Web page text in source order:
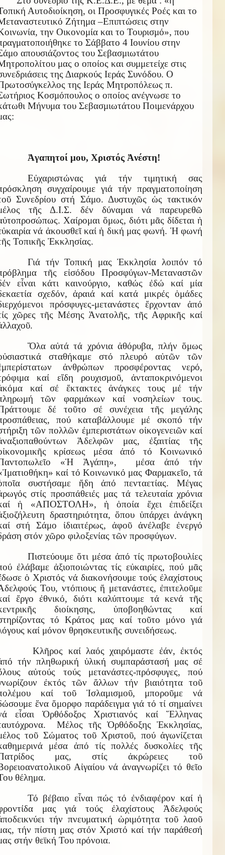
Αυτοδιοίκηση, οι Προσφυγικές Ροές και το
Ζήτημα –Επιπτώσεις στην
την Οικονομία και το Τουρισμό», που
το Σάββατο 4 Ιουνίου στην
απουσιάζοντος του Σεβασμιωτάτου
μας ο οποίος και συμμετείχε στις
της Διαρκούς Ιεράς Συνόδου. Ο
της Ιεράς Μητροπόλεως π.
Κοσμόπουλος ο οποίος ανέγνωσε το
Μήνυμα του Σεβασμιωτάτου Ποιμενάρχου
Ἀγαπητοί μου, Χριστός Ἀνέστη!
Εὐχαριστώνας γιά τήν τιμητική σας
συγχαίρουμε γιά τήν πραγματοποίηση
Συνεδρίου στή Σάμο. Δυστυχῶς ὡς τακτικόν
τῆς Δ.Ι.Σ. δέν δύναμαι νά παρευρεθῶ
Χαίρομαι ὅμως, διότι μᾶς δίδεται ἡ
νά ἀκουσθεῖ καί ἡ δική μας φωνή. Ἡ φωνή
Τοπικῆς Ἐκκλησίας.
Γιά τήν Τοπική μας Ἐκκλησία λοιπόν τό
τῆς εἰσόδου Προσφύγων-Μεταναστῶν
εἶναι κάτι καινούργιο, καθώς ἐδώ καί μία
σχεδόν, ἀραιά καί κατά μικρές ὁμάδες
πρόσφυγες-μετανάστες ἔρχονταν ἀπό
χῶρες τῆς Μέσης Ἀνατολῆς, τῆς Αφρικῆς καί
Ὅλα αὐτά τά χρόνια ἀθόρυβα, πλήν ὅμως
σταθήκαμε στό πλευρό αὐτῶν τῶν
ἀνθρώπων προσφέροντας νερό,
καί εἴδη ρουχισμοῦ, ἀνταποκρινόμενοι
καί σέ ἔκτακτες ἀνάγκες τους μέ τήν
τῶν φαρμάκων καί νοσηλείων τους.
δέ τοῦτο σέ συνέχεια τῆς μεγάλης
πού καταβάλλουμε μέ σκοπό τήν
τῶν πολλῶν ἐμπεριστάτων οἰκογενειῶν καί
Ἀδελφῶν μας, ἐξαιτίας τῆς
κρίσεως μέσα ἀπό τό Κοινωνικό
«Ἡ Ἀγάπη», μέσα ἀπό τήν
καί τό Κοινωνικό μας Φαρμακεῖο, τά
συστήσαμε ἤδη ἀπό πενταετίας. Μέγας
στίς προσπάθειές μας τά τελευταία χρόνια
ἡ «ΑΠΟΣΤΟΛΗ», ἡ ὁποία ἔχει ἐπιδείξει
δραστηριότητα, ὅπου ὑπάρχει ἀνάγκη
στή Σάμο ἰδιαιτέρως, ἀφοῦ ἀνέλαβε ἐνεργό
στόν χῶρο φιλοξενίας τῶν προσφύγων.
Πιστεύουμε ὅτι μέσα ἀπό τίς πρωτοβουλίες
ἐλάβαμε ἀξιοποιώντας τίς εὐκαιρίες, πού μᾶς
ὁ Χριστός νά διακονήσουμε τούς ἐλαχίστους
Του, ντόπιους ἤ μετανάστες, ἐπιτελοῦμε
ἔργο ἐθνικό, διότι καλύπτουμε τά κενά τῆς
διοίκησης, ὑποβοηθώντας καί
τό Κράτος μας καί τοῦτο μόνο γιά
καί μόνον θρησκευτικῆς συνειδήσεως.
Κλῆρος καί λαός χαιρόμαστε ἐάν, ἐκτός
τήν πληθωρική ὑλική συμπαράστασή μας σέ
αὐτούς τούς μετανάστες-πρόσφυγες, πού
ἐκτός τῶν ἄλλων τήν βιαιότητα τοῦ
καί τοῦ Ἰσλαμισμοῦ, μποροῦμε νά
ἕνα ὄμορφο παράδειγμα γιά τό τί σημαίνει
εἶσαι Ὀρθόδοξος Χριστιανός καί Ἕλληνας
Μέλος τῆς Ὀρθόδοξης Ἐκκλησίας,
τοῦ Σώματος τοῦ Χριστοῦ, πού ἀγωνίζεται
μέσα ἀπό τίς πολλές δυσκολίες τῆς
μας, στίς ἀκρώρειες τοῦ
Αἰγαίου νά ἀναγνωρίζει τό θεῖο
θέλημα.
Τό βέβαιο εἶναι πώς τό ἐνδιαφέρον καί ἡ
μας γιά τούς ἐλαχίστους Ἀδελφούς
τήν πνευματική ὠριμότητα τοῦ λαοῦ
τήν πίστη μας στόν Χριστό καί τήν παράθεσή
στήν θεϊκή Του πρόνοια.